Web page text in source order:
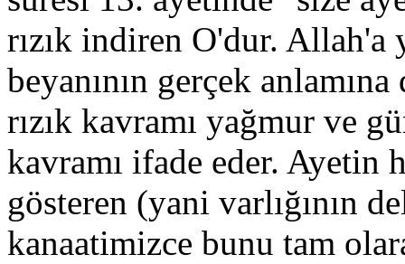
rızık indiren O'dur. Allah'a
beyanının gerçek
rızık kavramı yağmur ve
kavramı ifade eder. Ayetin
gösteren (yani varlığının
kanaatimizce bunu tam